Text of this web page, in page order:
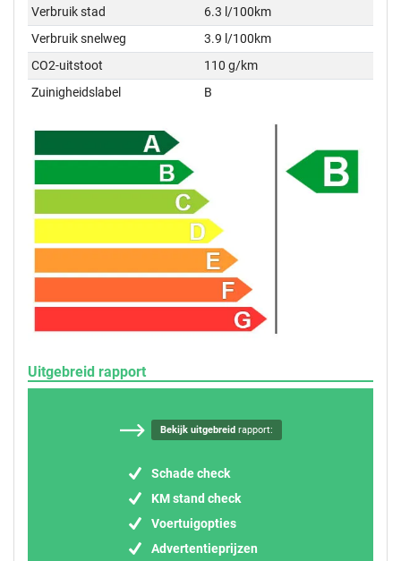
Verbruik stad
6.3 l/100km
Verbruik snelweg
3.9 l/100km
CO2-uitstoot
110 g/km
Zuinigheidslabel
B
Uitgebreid rapport
Bekijk uitgebreidrapport:
Schade check
KM stand check
Voertuigopties
Advertentieprijzen